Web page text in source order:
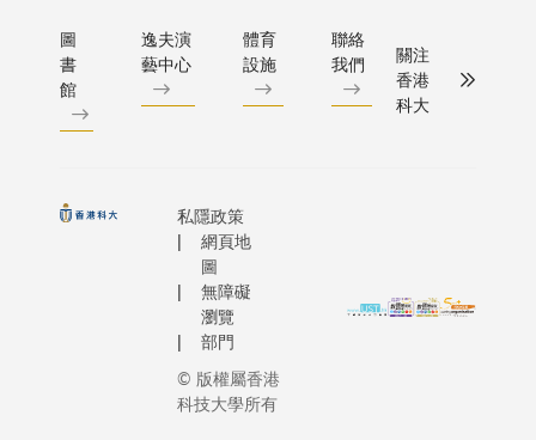
圖
書
館
逸夫演
藝中心
體育
設施
聯絡
我們
關注
香港
科大
私隱政策
網頁地
圖
無障礙
瀏覽
部門
© 版權屬香港
科技大學所有